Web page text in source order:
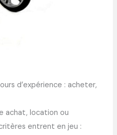
d’expérience : acheter,
achat, location ou
entrent en jeu :